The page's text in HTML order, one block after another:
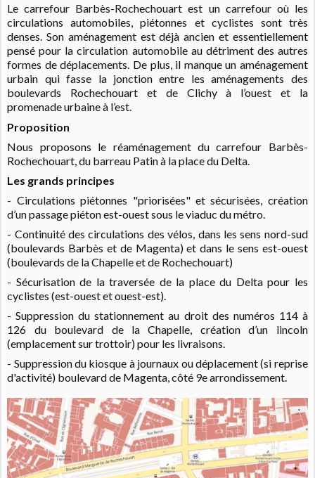
Le carrefour Barbès-Rochechouart est un carrefour où les
circulations automobiles, piétonnes et cyclistes sont très
denses. Son aménagement est déjà ancien et essentiellement
pensé pour la circulation automobile au détriment des autres
formes de déplacements. De plus, il manque un aménagement
urbain qui fasse la jonction entre les aménagements des
boulevards Rochechouart et de Clichy à l’ouest et la
promenade urbaine à l’est.
Proposition
Nous proposons le réaménagement du carrefour Barbès-
Rochechouart, du barreau Patin à la place du Delta.
Les grands principes
- Circulations piétonnes "priorisées" et sécurisées, création
d’un passage piéton est-ouest sous le viaduc du métro.
- Continuité des circulations des vélos, dans les sens nord-sud
(boulevards Barbès et de Magenta) et dans le sens est-ouest
(boulevards de la Chapelle et de Rochechouart)
- Sécurisation de la traversée de la place du Delta pour les
cyclistes (est-ouest et ouest-est).
- Suppression du stationnement au droit des numéros 114 à
126 du boulevard de la Chapelle, création d’un lincoln
(emplacement sur trottoir) pour les livraisons.
- Suppression du kiosque à journaux ou déplacement (si reprise
d'activité) boulevard de Magenta, côté 9e arrondissement.